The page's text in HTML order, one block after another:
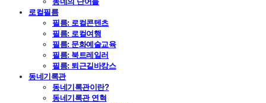
로컬필름
필름: 로컬콘텐츠
필름: 로컬여행
필름: 문화예술교육
필름: 북트레일러
필름: 퇴근길바캉스
동네기록관
동네기록관이란?
동네기록관 연혁